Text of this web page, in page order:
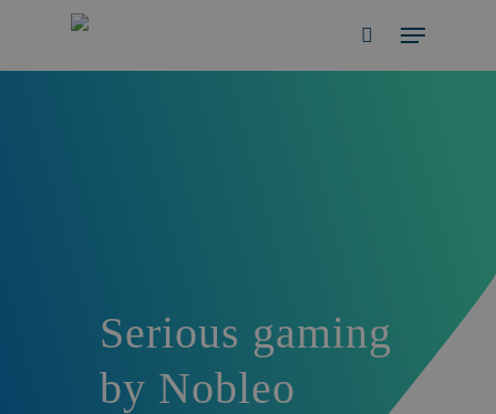
main
search
Menu
Serious gaming
by Nobleo